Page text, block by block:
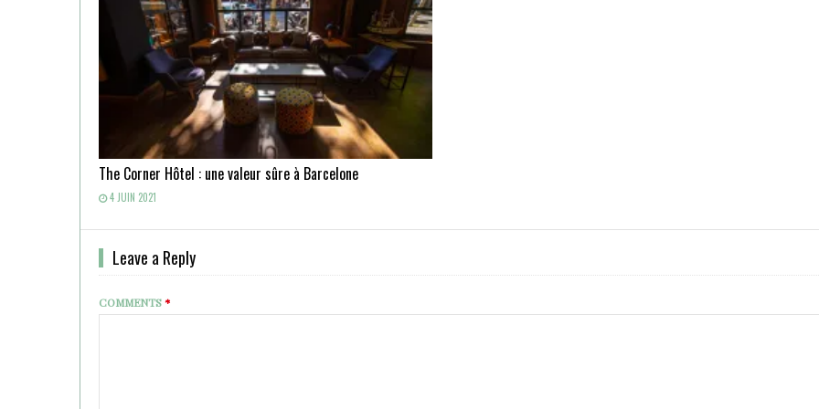
The Corner Hôtel : une valeur sûre à Barcelone
4 JUIN 2021
Leave a Reply
COMMENTS*